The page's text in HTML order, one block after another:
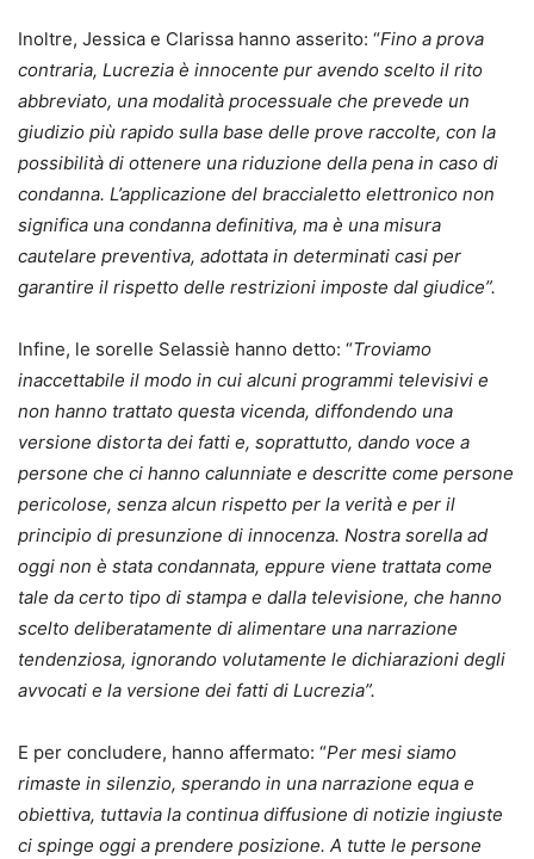
Inoltre, Jessica e Clarissa hanno asserito: “Fino a prova
contraria, Lucrezia è innocente pur avendo scelto il rito
abbreviato, una modalità processuale che prevede un
giudizio più rapido sulla base delle prove raccolte, con la
possibilità di ottenere una riduzione della pena in caso di
condanna. L’applicazione del braccialetto elettronico non
significa una condanna definitiva, ma è una misura
cautelare preventiva, adottata in determinati casi per
garantire il rispetto delle restrizioni imposte dal giudice”.
Infine, le sorelle Selassiè hanno detto: “Troviamo
inaccettabile il modo in cui alcuni programmi televisivi e
non hanno trattato questa vicenda, diffondendo una
versione distorta dei fatti e, soprattutto, dando voce a
persone che ci hanno calunniate e descritte come persone
pericolose, senza alcun rispetto per la verità e per il
principio di presunzione di innocenza. Nostra sorella ad
oggi non è stata condannata, eppure viene trattata come
tale da certo tipo di stampa e dalla televisione, che hanno
scelto deliberatamente di alimentare una narrazione
tendenziosa, ignorando volutamente le dichiarazioni degli
avvocati e la versione dei fatti di Lucrezia”.
E per concludere, hanno affermato: “Per mesi siamo
rimaste in silenzio, sperando in una narrazione equa e
obiettiva, tuttavia la continua diffusione di notizie ingiuste
ci spinge oggi a prendere posizione. A tutte le persone